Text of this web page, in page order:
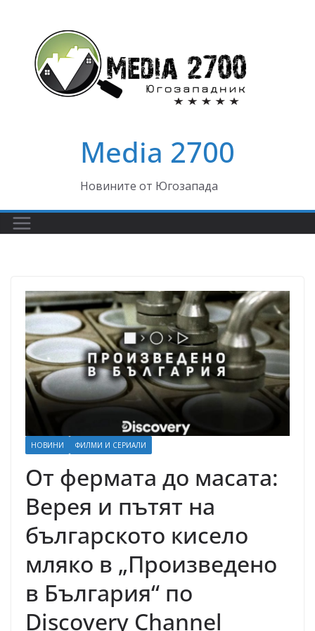
content
Media 2700
Новините от Югозапада
НОВИНИ ФИЛМИ И СЕРИАЛИ
От фермата до масата:
Верея и пътят на
българското кисело
мляко в „Произведено
в България“ по
Discovery Channel